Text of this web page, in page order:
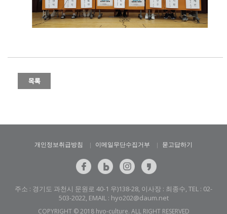
개인정보취급방침 이메일무단수집거부 묻고답하기
주소 : 경기도 과천시 문원로 40-1 우)138-28, 이사장 : 최종수, TEL : 02-
503-2022, EMAIL : hyo202@daum.net
COPYRIGHT © 2018 hyo-culture. ALL RIGHT RESERVED